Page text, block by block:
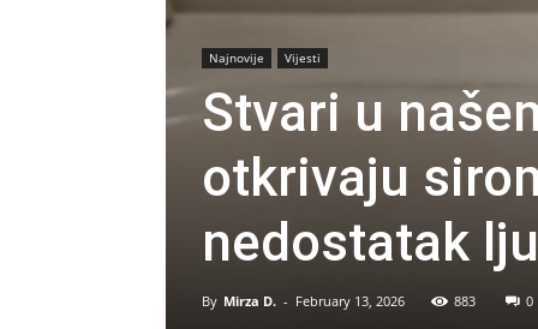
Najnovije Vijesti
Stvari u
otkrivaju
nedostatak
By Mirza D. - February 13, 2026 883 0